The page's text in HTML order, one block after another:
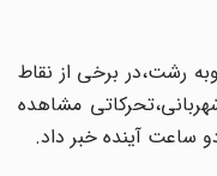
رشت،در برخی از نقاط
مشاهده
آینده خبر داد.